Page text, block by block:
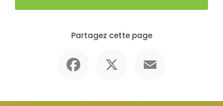
Partagez cette page